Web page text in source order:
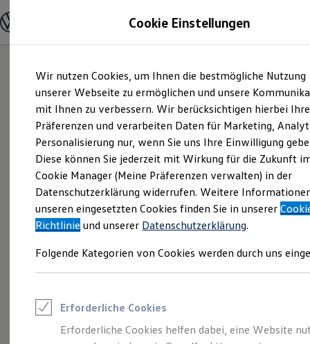
Hauptinhalt
springen
Footer
springen
Modelle und Konfigurator
Modelle vergleichen
Elektroautos
ENERGY Sondermodelle
Nutzfahrzeuge
SUV und CUV
Familienautos
Kombis
Kompaktwagen
Sportwagen
Schnell verfügbare Fahrzeuge
Angebote und Produkte
Aktuelle Angebote
E-Auto-Förderung
Volkswagen Marktplatz
Junge Gebrauchtwagen und Gebrauchtwagen
Saisonangebote
Leasing
Leasing-Angebote
Cookie Einstellungen
Wir nutzen Cookies, um Ihnen die bestmögliche Nutzung
unserer Webseite zu ermöglichen und unsere
mit Ihnen zu verbessern. Wir berücksichtigen hierbei Ihre
Präferenzen und verarbeiten Daten für Marketing,
Personalisierung nur, wenn Sie uns Ihre Einwilligung
Diese können Sie jederzeit mit Wirkung für die Zukunft
Cookie Manager (Meine Präferenzen verwalten) in der
Datenschutzerklärung widerrufen. Weitere
unseren eingesetzten Cookies finden Sie in unserer
Richtlinie und unserer Datenschutzerklärung.
Folgende Kategorien von Cookies werden durch uns
Erforderliche Cookies
Erforderliche Cookies helfen dabei, eine Website